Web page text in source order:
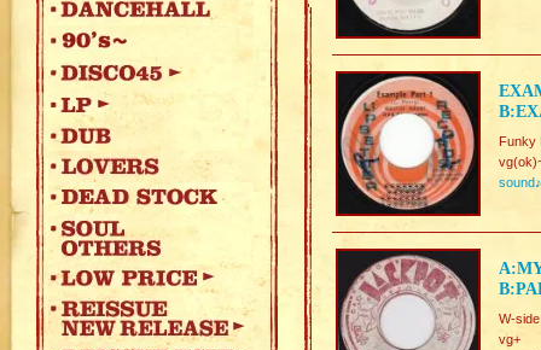
Funky
sound♪
W-
vg+